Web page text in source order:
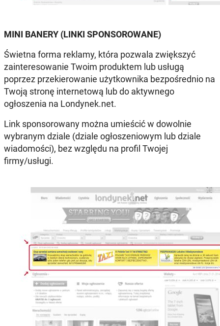
MINI BANERY (LINKI SPONSOROWANE)
Świetna forma reklamy, która pozwala zwiększyć
zainteresowanie Twoim produktem lub usługą
poprzez przekierowanie użytkownika bezpośrednio na
Twoją stronę internetową lub do aktywnego
ogłoszenia na Londynek.net.
Link sponsorowany można umieścić w dowolnie
wybranym dziale (dziale ogłoszeniowym lub dziale
wiadomości), bez względu na profil Twojej
firmy/usługi.